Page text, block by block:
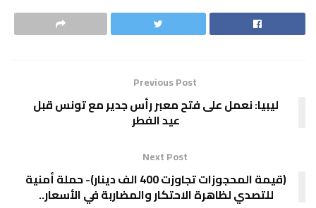
Previous Post
ليبيا: نعمل على فتح معبر رأس جدير مع تونس قبل
عيد الفطر
Next Post
(قيمة المحجوزات تجاوزت 400 الف دينار)- حملة أمنية
للتصدي لظاهرة الاحتكار والمضاربة في الأسعار..